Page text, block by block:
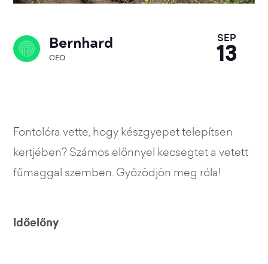
Bernhard
CEO
SEP
13
Fontolóra vette, hogy készgyepet telepítsen
kertjében? Számos előnnyel kecsegtet a vetett
fűmaggal szemben. Győzödjön meg róla!
Időelőny